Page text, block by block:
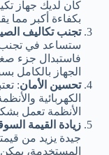
كان لديك جهاز
بكفاءة أكبر مما
تجنب تكاليف
ستساعد في تجنب
فاستبدال جزء
الجهاز بالكامل
تحسين الأمان:
الكهربائية
الأنظمة تعمل
زيادة القيمة
جيدة يزيد من
المستخدمة،